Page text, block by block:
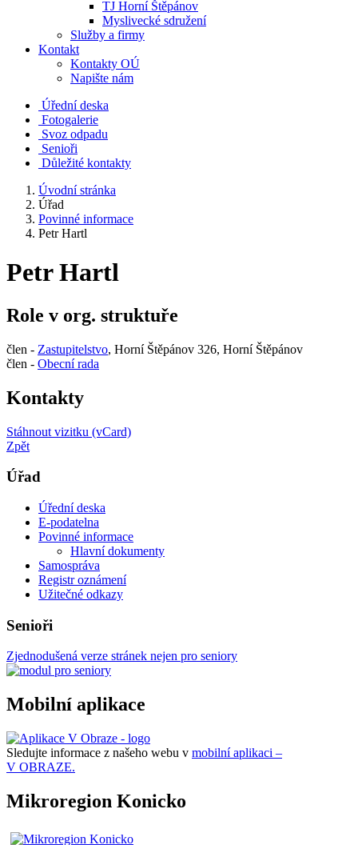
TJ Horní Štěpánov
Myslivecké sdružení
Služby a firmy
Kontakt
Kontakty OÚ
Napište nám
Úřední deska
Fotogalerie
Svoz odpadu
Senioři
Důležité kontakty
Úvodní stránka
Úřad
Povinné informace
Petr Hartl
Petr Hartl
Role v org. struktuře
člen - Zastupitelstvo, Horní Štěpánov 326, Horní Štěpánov
člen - Obecní rada
Kontakty
Stáhnout vizitku (vCard)
Zpět
Úřad
Úřední deska
E-podatelna
Povinné informace
Hlavní dokumenty
Samospráva
Registr oznámení
Užitečné odkazy
Senioři
Zjednodušená verze stránek nejen pro seniory
Mobilní aplikace
Sledujte informace z našeho webu v mobilní aplikaci –
V OBRAZE.
Mikroregion Konicko